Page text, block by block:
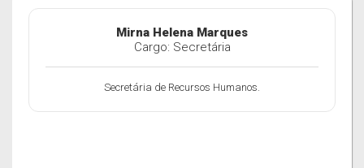
Mirna Helena Marques
Cargo: Secretária
Secretária de Recursos Humanos.